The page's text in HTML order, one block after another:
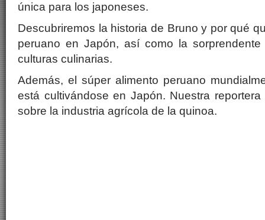
única para los japoneses.
Descubriremos la historia de Bruno y por qué
peruano en Japón, así como la
culturas culinarias.
Además, el súper alimento peruano
está cultivándose en Japón. Nuestra
sobre la industria agrícola de la quinoa.